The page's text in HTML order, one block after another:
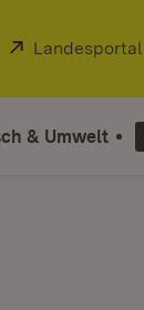
Extern:
Landesportal
& Umwelt